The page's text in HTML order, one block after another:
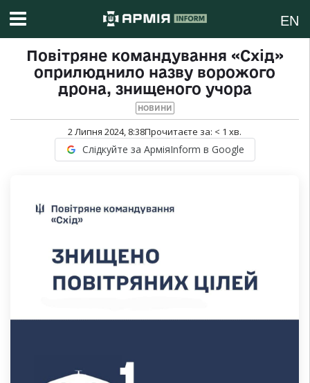
EN
Повітряне командування «Схід»
оприлюднило назву ворожого
дрона, знищеного учора
НОВИНИ
2 Липня 2024, 8:38Прочитаєте за: < 1 хв.
Слідкуйте за АрміяInform в Google